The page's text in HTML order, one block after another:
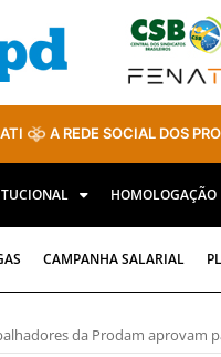
A REDE SOCIAL DOS
HOMOLOGAÇÃO
CAMPANHA SALARIAL
da Prodam aprovam